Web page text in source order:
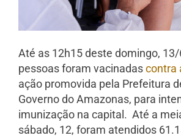
Até as 12h15 deste domingo, 13/
pessoas foram vacinadascontra
ação promovida pela Prefeitura
Governo do Amazonas, para
imunização na capital. Até a
sábado, 12, foram atendidos